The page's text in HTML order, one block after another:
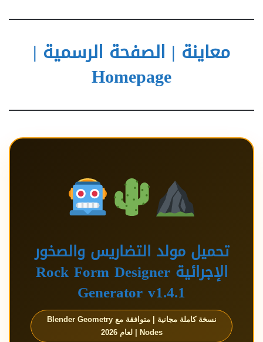
معاينة | الصفحة الرسمية |
Homepage
تحميل مولد التضاريس والصخور
الإجرائية Rock Form Designer
Generator v1.4.1
نسخة كاملة مجانية | متوافقة مع Blender Geometry
Nodes | لعام 2026